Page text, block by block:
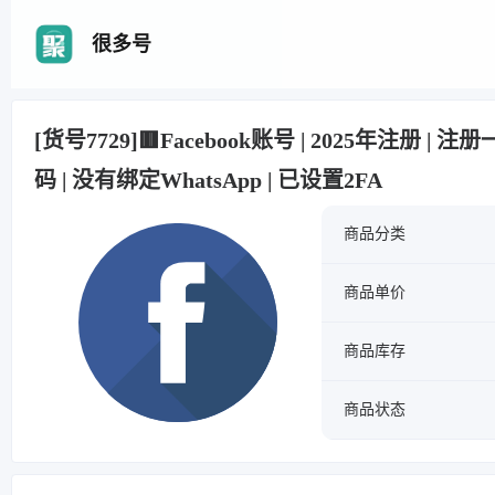
很多号
[货号7729]🟥Facebook账号 | 2025年注册 | 注
码 | 没有绑定WhatsApp | 已设置2FA
商品分类
商品单价
商品库存
商品状态